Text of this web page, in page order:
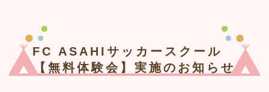
FC ASAHIサッカースクール
【無料体験会】実施のお知らせ